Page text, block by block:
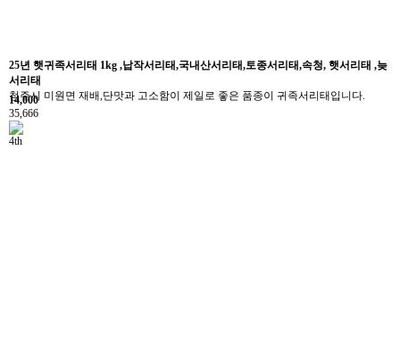
25년 햇귀족서리태 1kg ,납작서리태,국내산서리태,토종서리태,속청, 햇서리태 ,늦
서리태
청주시 미원면 재배,단맛과 고소함이 제일로 좋은 품종이 귀족서리태입니다.
14,000
35,666
4th